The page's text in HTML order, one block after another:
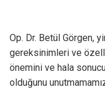
Op. Dr. Betül Görgen,
gereksinimleri ve
önemini ve hala
olduğunu